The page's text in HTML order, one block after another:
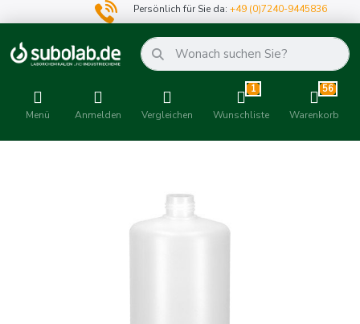
Persönlich für Sie da:+49 (0)7240-9445836
Menü Anmelden Vergleichen
1
Wunschliste
56
Warenkorb